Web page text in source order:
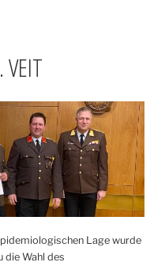
Lage wurde
die Wahl des